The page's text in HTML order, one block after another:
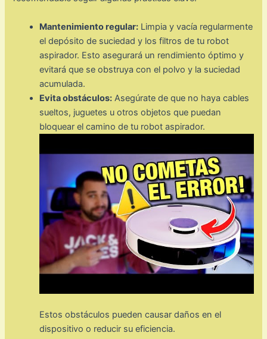
Mantenimiento regular: Limpia y vacía regularmente
el depósito de suciedad y los filtros de tu robot
aspirador. Esto asegurará un rendimiento óptimo y
evitará que se obstruya con el polvo y la suciedad
acumulada.
Evita obstáculos: Asegúrate de que no haya cables
sueltos, juguetes u otros objetos que puedan
bloquear el camino de tu robot aspirador.
Estos obstáculos pueden causar daños en el
dispositivo o reducir su eficiencia.